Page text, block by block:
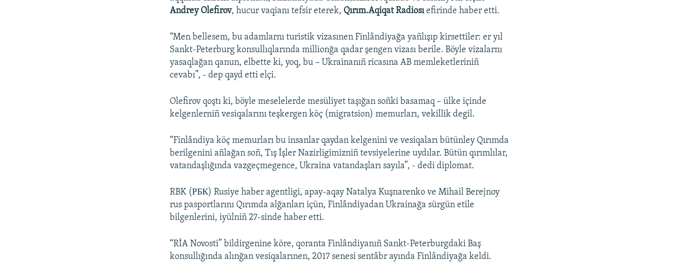
Andrey Olefirov, hucur vaqianı tefsir eterek, Qırım.Aqiqat Radiosıefirinde haber etti.
“Men bellesem, bu adamlarnı turistik vizasınen Finlândiyağa yañlışıp kirsettiler: er yıl
Sankt-Peterburg konsullıqlarında millionğa qadar şengen vizası berile. Böyle vizalarnı
yasaqlağan qanun, elbette ki, yoq, bu – Ukrainanıñ ricasına AB memleketleriniñ
cevabı”, - dep qayd etti elçi.
Olefirov qoştı ki, böyle meselelerde mesüliyet taşığan soñki basamaq – ülke içinde
kelgenlerniñ vesiqalarını teşkergen köç (migratsion) memurları, vekillik degil.
“Finlândiya köç memurları bu insanlar qaydan kelgenini ve vesiqaları bütünley Qırımda
berilgenini añlağan soñ, Tış İşler Nazirligimizniñ tevsiyelerine uydılar. Bütün qırımlılar,
vatandaşlığında vazgeçmegence, Ukraina vatandaşları sayıla”, - dedi diplomat.
RBK (РБК) Rusiye haber agentligi, apay-aqay Natalya Kuşnarenko ve Mihail Berejnoy
rus pasportlarını Qırımda alğanları içün, Finlândiyadan Ukrainağa sürgün etile
bilgenlerini, iyülniñ 27-sinde haber etti.
“RİA Novosti” bildirgenine köre, qoranta Finlândiyanıñ Sankt-Peterburgdaki Baş
konsullığında alınğan vesiqalarınen, 2017 senesi sentâbr ayında Finlândiyağa keldi.